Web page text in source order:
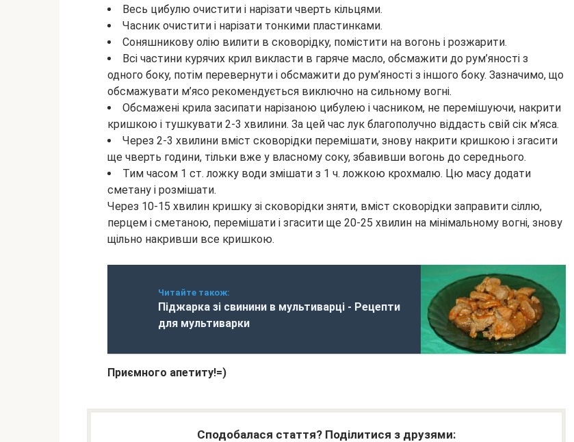
Весь цибулю очистити і нарізати чверть кільцями.
Часник очистити і нарізати тонкими пластинками.
Соняшникову олію вилити в сковорідку, помістити на вогонь і розжарити.
Всі частини курячих крил викласти в гаряче масло, обсмажити до рум’яності з
одного боку, потім перевернути і обсмажити до рум’яності з іншого боку. Зазначимо, що
обсмажувати м’ясо рекомендується виключно на сильному вогні.
Обсмажені крила засипати нарізаною цибулею і часником, не перемішуючи, накрити
кришкою і тушкувати 2-3 хвилини. За цей час лук благополучно віддасть свій сік м’яса.
Через 2-3 хвилини вміст сковорідки перемішати, знову накрити кришкою і згасити
ще чверть години, тільки вже у власному соку, збавивши вогонь до середнього.
Тим часом 1 ст. ложку води змішати з 1 ч. ложкою крохмалю. Цю масу додати
сметану і розмішати.
Через 10-15 хвилин кришку зі сковорідки зняти, вміст сковорідки заправити сіллю,
перцем і сметаною, перемішати і згасити ще 20-25 хвилин на мінімальному вогні, знову
щільно накривши все кришкою.
Читайте також:
Піджарка зі свинини в мультиварці - Рецепти
для мультиварки
Приємного апетиту!=)
Сподобалася стаття? Поділитися з друзями: